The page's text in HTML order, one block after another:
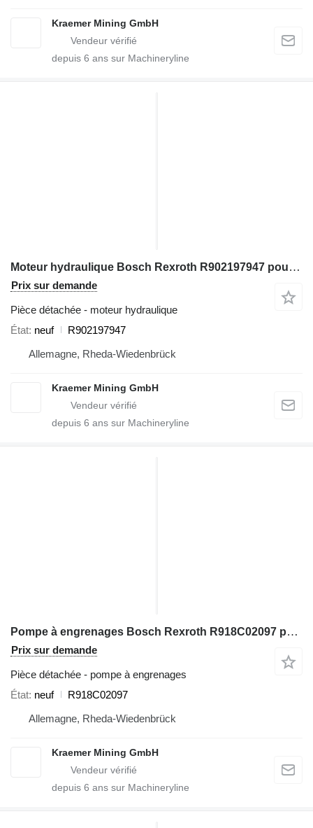
Kraemer Mining GmbH
depuis 6 ans sur Machineryline
Moteur hydraulique Bosch Rexroth R902197947 pour excavateur
Prix sur demande
Pièce détachée - moteur hydraulique
État neuf
R902197947
Allemagne, Rheda-Wiedenbrück
Kraemer Mining GmbH
depuis 6 ans sur Machineryline
Pompe à engrenages Bosch Rexroth R918C02097 pour excavateur
Prix sur demande
Pièce détachée - pompe à engrenages
État neuf
R918C02097
Allemagne, Rheda-Wiedenbrück
Kraemer Mining GmbH
depuis 6 ans sur Machineryline